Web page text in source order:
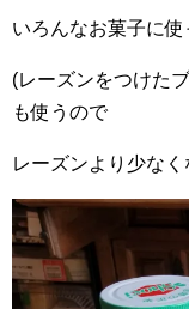
いろんなお菓子に使
(レーズンをつけた
も使うので
レーズンより少な